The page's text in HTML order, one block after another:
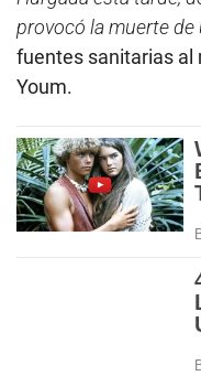
provocó la muerte de
fuentes sanitarias al
Youm.